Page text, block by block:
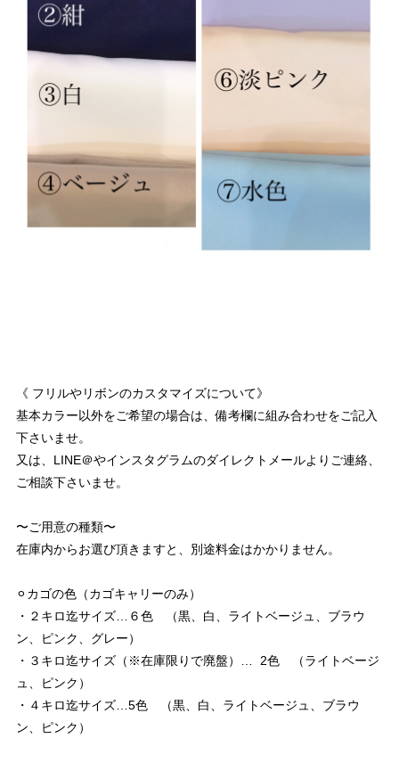
《 フリルやリボンのカスタマイズについて》
基本カラー以外をご希望の場合は、備考欄に組み合わせをご記入
下さいませ。
又は、LINE＠やインスタグラムのダイレクトメールよりご連絡、
ご相談下さいませ。
〜ご用意の種類〜
在庫内からお選び頂きますと、別途料金はかかりません。
⚪︎カゴの色（カゴキャリーのみ）
・２キロ迄サイズ…６色 （黒、白、ライトベージュ、ブラウ
ン、ピンク、グレー）
・３キロ迄サイズ（※在庫限りで廃盤）… 2色 （ライトベージ
ュ、ピンク）
・４キロ迄サイズ…5色 （黒、白、ライトベージュ、ブラウ
ン、ピンク）